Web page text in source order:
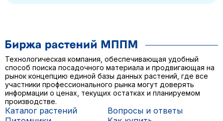
Технологическая компания, обеспечивающая удобный
способ поиска посадочного материала и продвигающая на
рынок концепцию единой базы данных растений, где все
участники профессионального рынка могут доверять
информации о ценах, текущих остатках и планируемом
производстве.
Каталог растений
Вопросы и ответы